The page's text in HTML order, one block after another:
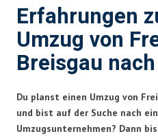
Erfahrungen
Umzug von
Breisgau
Du planst einen Umzug von
und bist auf der Suche nach
Umzugsunternehmen? Dann